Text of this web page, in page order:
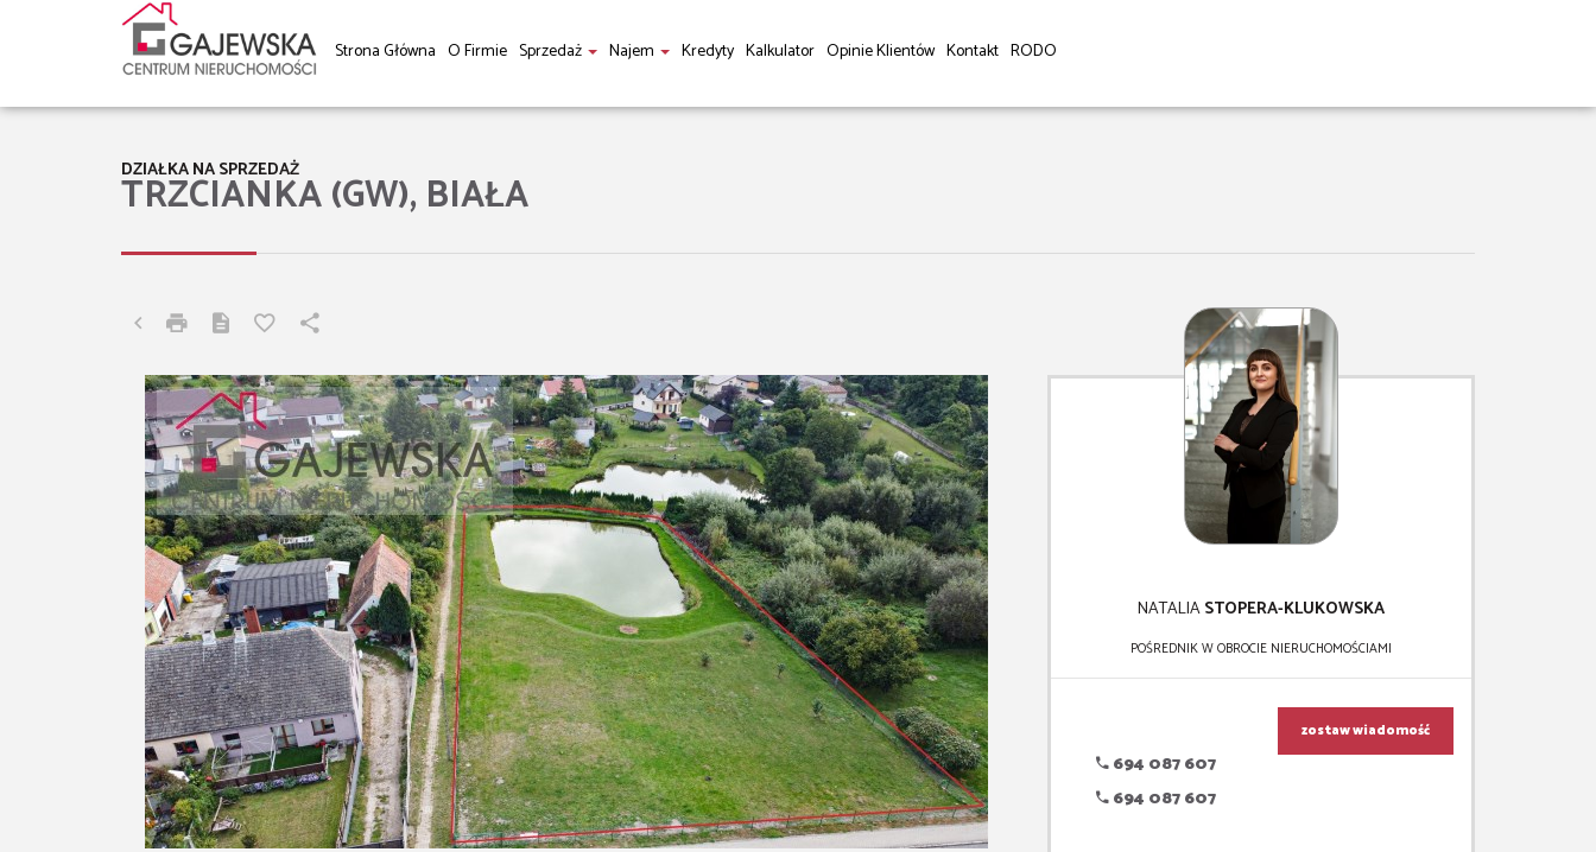
Strona Główna O Firmie Sprzedaż Najem Kredyty Kalkulator Opinie Klientów Kontakt RODO
TRZCIANKA (GW), BIAŁA
DZIAŁKA NA SPRZEDAŻ
NATALIASTOPERA-KLUKOWSKA
POŚREDNIK W OBROCIE NIERUCHOMOŚCIAMI
694 087 607
694 087 607
zostaw wiadomość